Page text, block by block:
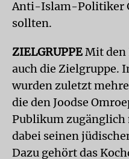
Anti-Islam-Politiker
sollten.
ZIELGRUPPEMit den
auch die Zielgruppe.
wurden zuletzt
die den Joodse
Publikum zugänglich
dabei seinen
Dazu gehört das